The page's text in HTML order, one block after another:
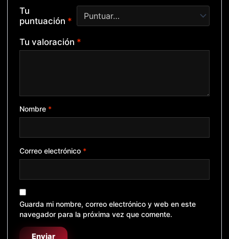
Tu
puntuación *
Tu valoración *
Nombre *
Correo electrónico *
Guarda mi nombre, correo electrónico y web en este
navegador para la próxima vez que comente.